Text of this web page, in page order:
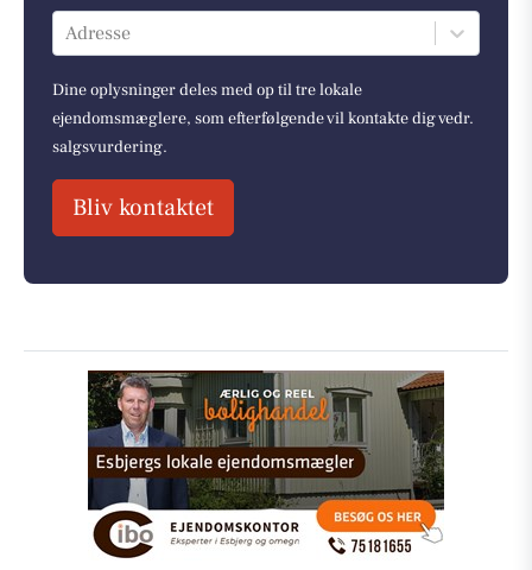
Adresse
Dine oplysninger deles med op til tre lokale
ejendomsmæglere, som efterfølgende vil kontakte dig vedr.
salgsvurdering.
Bliv kontaktet